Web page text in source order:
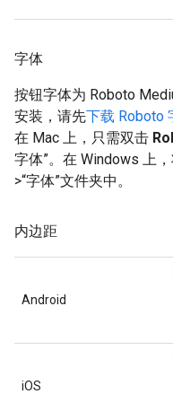
字体
按钮字体为 Roboto
安装，请先下载 Roboto
在 Mac 上，只需双击
字体”。在 Windows 上
>“字体”文件夹中。
内边距
Android
iOS